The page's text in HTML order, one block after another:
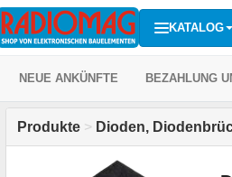
KATALOG
NEUE ANKÜNFTE BEZAHLUNG
Produkte > Dioden,